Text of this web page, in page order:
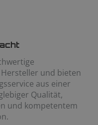
und bieten
aus einer
Qualität,
und kompetentem